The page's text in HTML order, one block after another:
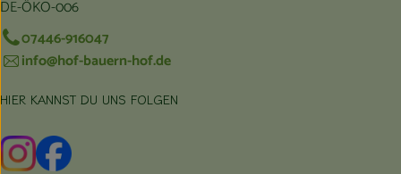
DE-ÖKO-006
07446-916047
info@hof-bauern-hof.de
HIER KANNST DU UNS FOLGEN
Externer Link zu https://www.instagram.com/hofbauernhof/
Externer Link zu https://www.facebook.com/